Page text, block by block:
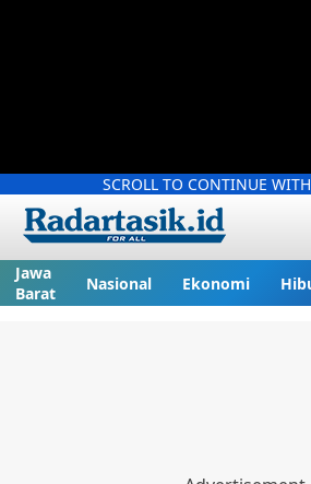
SCROLL TO CONTINUE
Jawa
Barat
Nasional Ekonomi